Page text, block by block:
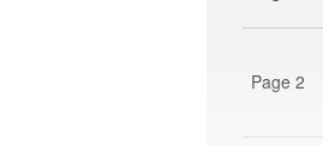
Page 2